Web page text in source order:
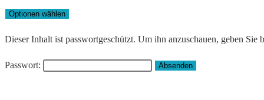
Optionen wählen
Dieser Inhalt ist passwortgeschützt. Um ihn anzuschauen, geben Sie
Passwort: